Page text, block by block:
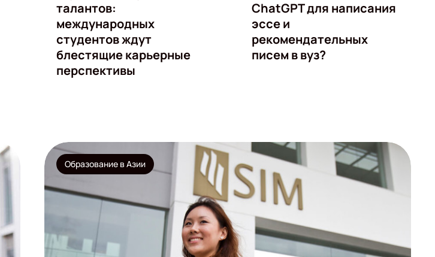
талантов:
международных
студентов ждут
блестящие карьерные
перспективы
ChatGPT для написания
эссе и
рекомендательных
писем в вуз?
Образование в Азии